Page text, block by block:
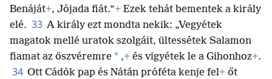
Benáját+, Jójada fiát.”+ Ezek tehát bementek a király
elé. 33 A király ezt mondta nekik: „Vegyétek
magatok mellé uratok szolgáit, ültessétek Salamon
fiamat az öszvéremre * ,+ és vigyétek le a Gihonhoz+.
34 Ott Cádók pap és Nátán próféta kenje fel+ őt